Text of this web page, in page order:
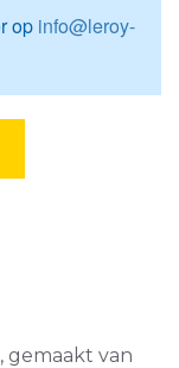
op info@leroy-
gemaakt van